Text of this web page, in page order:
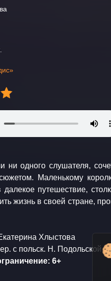
ни одного слушателя,
Маленькому
далекое путешествие,
жизнь в своей стране,
Хлыстова
с польск. Н. Подольской
6+